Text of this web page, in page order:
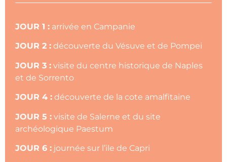
JOUR 1 : arrivée en Campanie
JOUR 2 : découverte du Vésuve et de Pompei
JOUR 3 : visite du centre historique de Naples
et de Sorrento
JOUR 4 : découverte de la cote amalfitaine
JOUR 5 : visite de Salerne et du site
archéologique Paestum
JOUR 6 : journée sur l’ile de Capri